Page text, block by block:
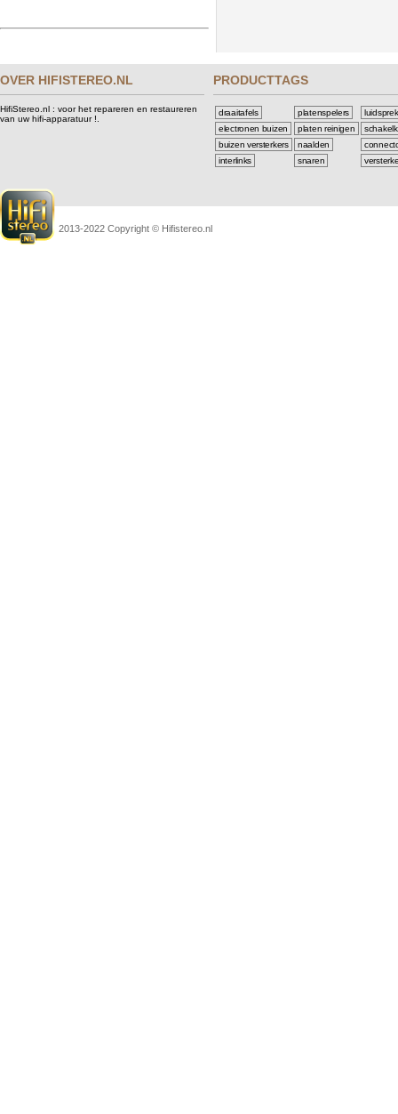
OVER HIFISTEREO.NL
HifiStereo.nl : voor het repareren en restaureren
van uw hifi-apparatuur !.
PRODUCTTAGS
draaitafels
electronen buizen
buizen versterkers
interlinks
platenspelers
platen reinigen
naalden
snaren
2013-2022 Copyright © Hifistereo.nl